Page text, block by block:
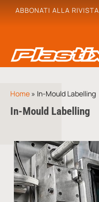
ABBONATI ALLA RIVISTA
Home » In-Mould Labelling
In-Mould Labelling